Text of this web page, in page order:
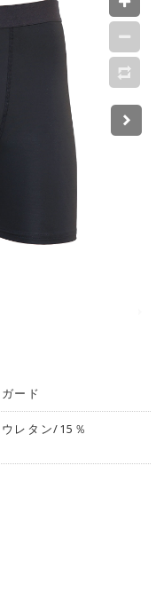
ード
レタン/15％